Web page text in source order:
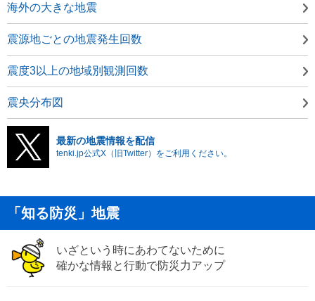
海外の大きな地震
震源地ごとの地震発生回数
震度3以上の地域別観測回数
震央分布図
最新の地震情報を配信
tenki.jp公式X（旧Twitter）をご利用ください。
「知る防災」地震
いざという時にあわてないために
確かな情報と行動で防災力アップ